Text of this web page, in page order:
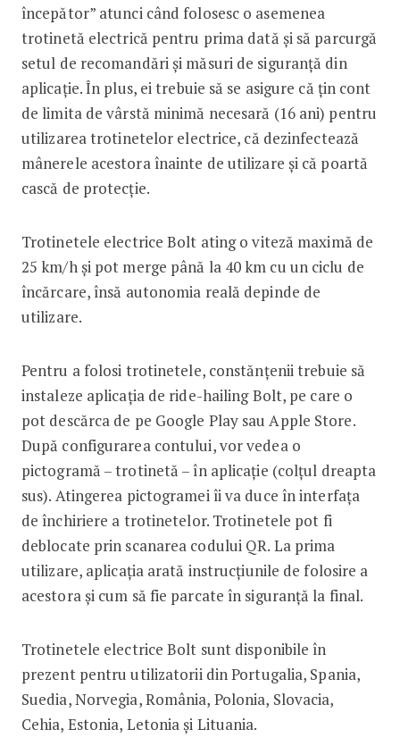
începător” atunci când folosesc o asemenea
trotinetă electrică pentru prima dată și să parcurgă
setul de recomandări și măsuri de siguranță din
aplicație. În plus, ei trebuie să se asigure că țin cont
de limita de vârstă minimă necesară (16 ani) pentru
utilizarea trotinetelor electrice, că dezinfectează
mânerele acestora înainte de utilizare și că poartă
cască de protecție.
Trotinetele electrice Bolt ating o viteză maximă de
25 km/h și pot merge până la 40 km cu un ciclu de
încărcare, însă autonomia reală depinde de
utilizare.
Pentru a folosi trotinetele, constănțenii trebuie să
instaleze aplicația de ride-hailing Bolt, pe care o
pot descărca de pe Google Play sau Apple Store.
După configurarea contului, vor vedea o
pictogramă – trotinetă – în aplicație (colțul dreapta
sus). Atingerea pictogramei îi va duce în interfața
de închiriere a trotinetelor. Trotinetele pot fi
deblocate prin scanarea codului QR. La prima
utilizare, aplicația arată instrucțiunile de folosire a
acestora și cum să fie parcate în siguranță la final.
Trotinetele electrice Bolt sunt disponibile în
prezent pentru utilizatorii din Portugalia, Spania,
Suedia, Norvegia, România, Polonia, Slovacia,
Cehia, Estonia, Letonia și Lituania.